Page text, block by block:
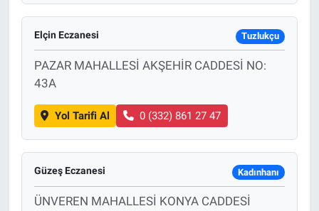
Elçin Eczanesi Tuzlukçu
PAZAR MAHALLESİ AKŞEHİR CADDESİ NO:
43A
Yol Tarifi Al 0 (332) 861 27 47
Güzeş Eczanesi Kadınhanı
ÜNVEREN MAHALLESİ KONYA CADDESİ